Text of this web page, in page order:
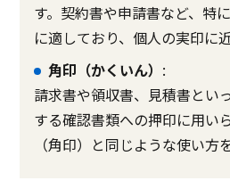
す。契約書や申請書など、特
に適しており、個人の実印に
角印（かくいん） :
請求書や領収書、見積書とい
する確認書類への押印に用い
（角印）と同じような使い方